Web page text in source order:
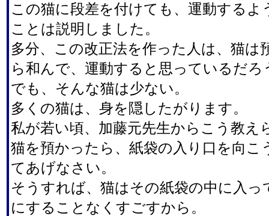
この猫に段差を付けても、運動するよ
ことは説明しました。
多分、この改正法を作った人は、猫は
ら和んで、運動すると思っているだろ
でも、そんな猫は少ない。
多くの猫は、身を隠したがります。
私が若い頃、加藤元先生からこう教え
猫を預かったら、紙袋の入り口を向こ
てあげなさい。
そうすれば、猫はその紙袋の中に入っ
にすることなくすごすから。